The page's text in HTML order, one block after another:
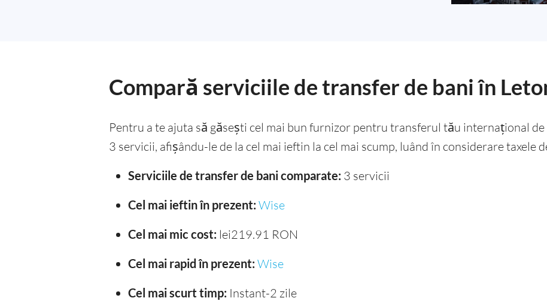
Compară serviciile de transfer de bani în
Pentru a te ajuta să găsești cel mai bun furnizor pentru transferul tău internațional
3 servicii, afișându-le de la cel mai ieftin la cel mai scump, luând în considerare taxele
Serviciile de transfer de bani comparate: 3 servicii
Cel mai ieftin în prezent: Wise
Cel mai mic cost: lei219.91 RON
Cel mai rapid în prezent: Wise
Cel mai scurt timp: Instant-2 zile